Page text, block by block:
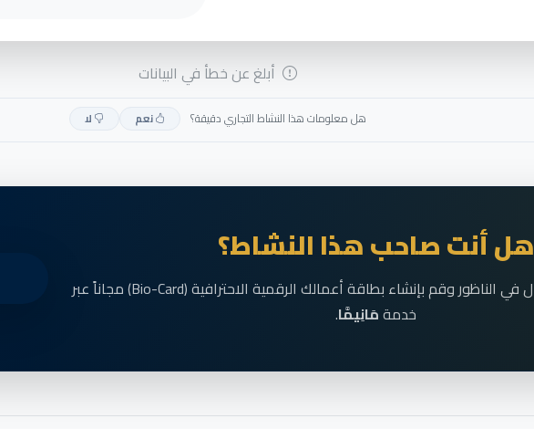
أبلغ عن خطأ في البيانات
هل معلومات هذا النشاط التجاري دقيقة؟ نعم لا
هل أنت صاحب هذا النشاط؟
انضم الآن إلى رواد الأعمال في الناظور وقم بإنشاء بطاقة أعمالك الرقمية الاحترافية (Bio-Card) مجاناً عبر
خدمةمَانِيمَّا.